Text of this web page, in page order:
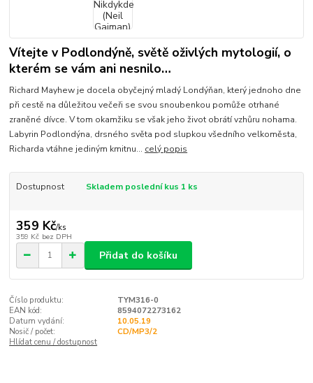
Vítejte v Podlondýně, světě oživlých mytologií, o
kterém se vám ani nesnilo…
Richard Mayhew je docela obyčejný mladý Londýňan, který jednoho dne
při cestě na důležitou večeři se svou snoubenkou pomůže otrhané
zraněné dívce. V tom okamžiku se však jeho život obrátí vzhůru nohama.
Labyrin Podlondýna, drsného světa pod slupkou všedního velkoměsta,
Richarda vtáhne jediným kmitnu... celý popis
Dostupnost Skladem poslední kus 1 ks
359 Kč/ks
359 Kč bez DPH
Přidat do košíku
Číslo produktu:
TYM316-0
EAN kód:
8594072273162
Datum vydání:
10.05.19
Nosič / počet:
CD/MP3/2
Hlídat cenu / dostupnost